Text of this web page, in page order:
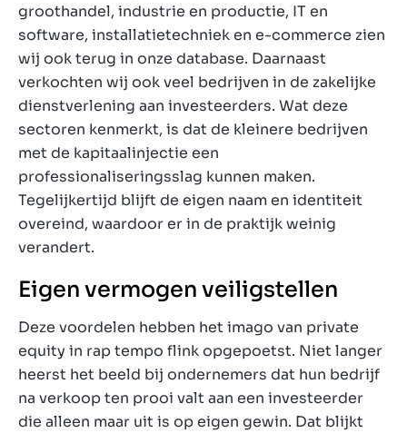
groothandel, industrie en productie, IT en
software, installatietechniek en e-commerce zien
wij ook terug in onze database. Daarnaast
verkochten wij ook veel bedrijven in de zakelijke
dienstverlening aan investeerders. Wat deze
sectoren kenmerkt, is dat de kleinere bedrijven
met de kapitaalinjectie een
professionaliseringsslag kunnen maken.
Tegelijkertijd blijft de eigen naam en identiteit
overeind, waardoor er in de praktijk weinig
verandert.
Eigen vermogen veiligstellen
Deze voordelen hebben het imago van private
equity in rap tempo flink opgepoetst. Niet langer
heerst het beeld bij ondernemers dat hun bedrijf
na verkoop ten prooi valt aan een investeerder
die alleen maar uit is op eigen gewin. Dat blijkt